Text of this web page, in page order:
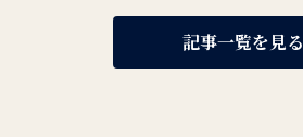
記事一覧を見る